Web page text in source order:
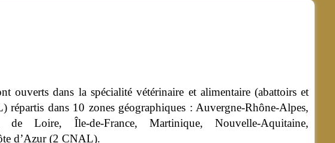
ouverts dans la spécialité vétérinaire et alimentaire (abattoirs et
dans 10 zones géographiques : Auvergne-Rhône-Alpes,
de Loire, Île-de-France, Martinique, Nouvelle-Aquitaine,
d’Azur (2 CNAL).